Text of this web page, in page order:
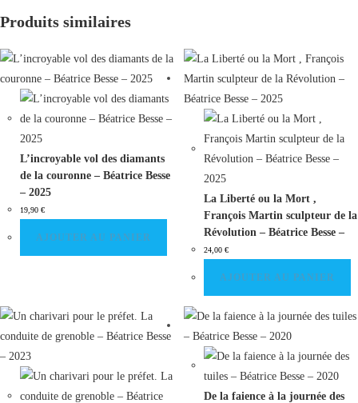
Produits similaires
L’incroyable vol des diamants
de la couronne – Béatrice Besse
– 2025
19,90 €
AJOUTER AU PANIER
La Liberté ou la Mort ,
François Martin sculpteur de la
Révolution – Béatrice Besse –
2025
24,00€
AJOUTER AU PANIER
De la faience à la journée des